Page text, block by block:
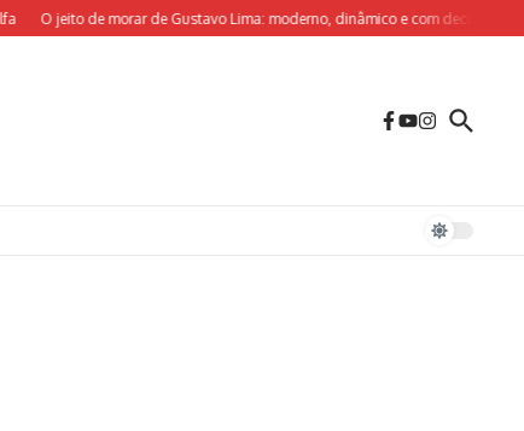
O jeito de morar de Gustavo Lima: moderno, dinâmico e com decoração